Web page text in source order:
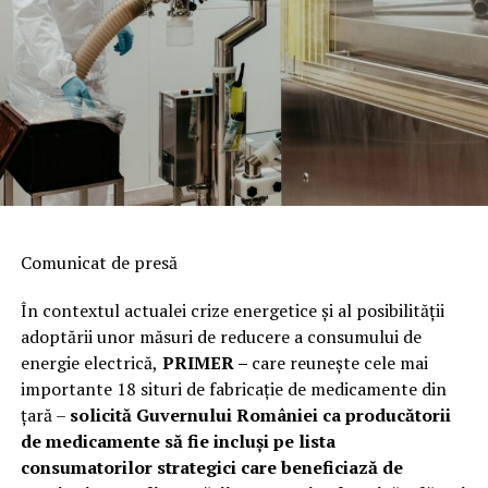
Comunicat de presă
În contextul actualei crize energetice și al posibilității
adoptării unor măsuri de reducere a consumului de
energie electrică, PRIMER – care reuneşte cele mai
importante 18 situri de fabricaţie de medicamente din
ţară – solicită Guvernului României ca producătorii
de medicamente să fie incluși pe lista
consumatorilor strategici care beneficiază de